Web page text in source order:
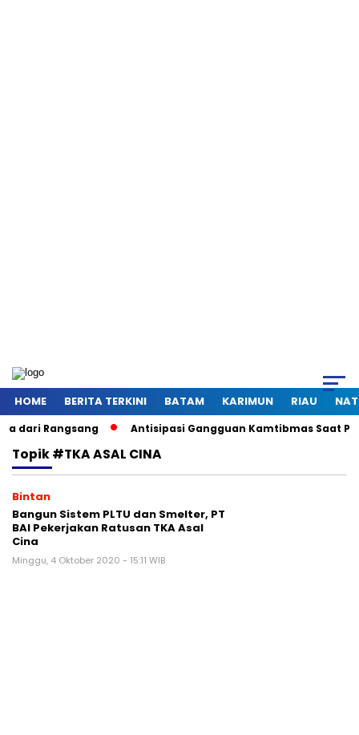
HOME BERITA TERKINI BATAM KARIMUN RIAU
Antisipasi Gangguan Kamtibmas Saat Pemadaman
Topik#TKA ASAL CINA
Bintan
Bangun Sistem PLTU dan Smelter, PT
BAI Pekerjakan Ratusan TKA Asal
Cina
Minggu, 4 Oktober 2020 - 15:11 WIB